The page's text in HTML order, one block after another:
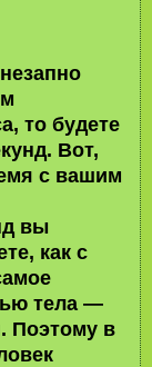
то будете
Вот,
с вашим
вы
как с
тела —
Поэтому в